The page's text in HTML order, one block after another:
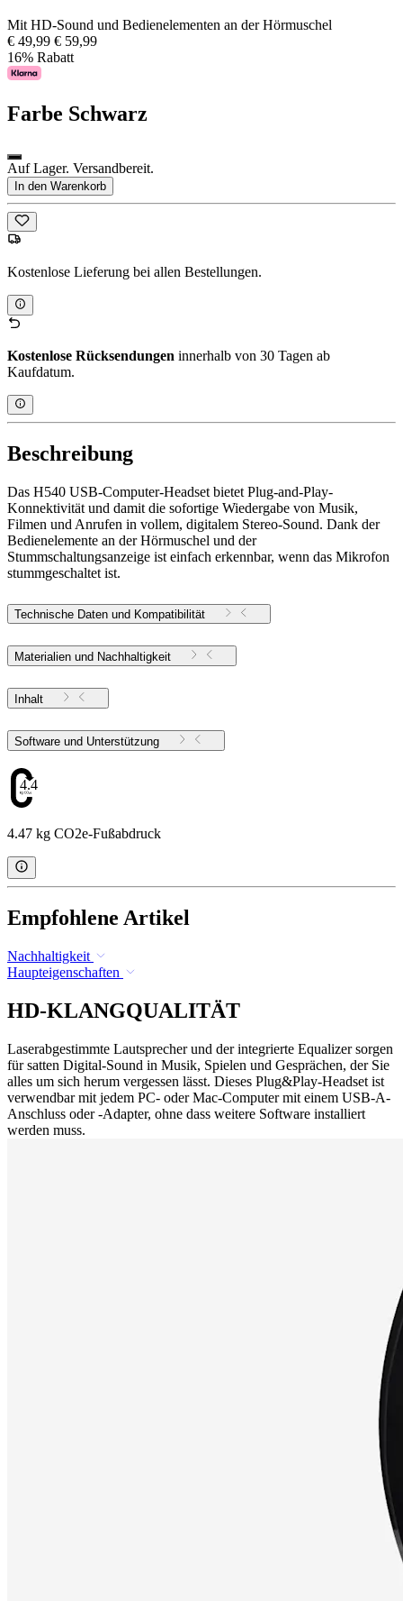
Mit HD-Sound und Bedienelementen an der Hörmuschel
€ 49,99 € 59,99
16% Rabatt
Farbe Schwarz
Auf Lager. Versandbereit.
In den Warenkorb
Kostenlose Lieferung bei allen Bestellungen.
Kostenlose Rücksendungen innerhalb von 30 Tagen ab
Kaufdatum.
Beschreibung
Das H540 USB-Computer-Headset bietet Plug-and-Play-
Konnektivität und damit die sofortige Wiedergabe von Musik,
Filmen und Anrufen in vollem, digitalem Stereo-Sound. Dank der
Bedienelemente an der Hörmuschel und der
Stummschaltungsanzeige ist einfach erkennbar, wenn das Mikrofon
stummgeschaltet ist.
Technische Daten und Kompatibilität
Materialien und Nachhaltigkeit
Inhalt
Software und Unterstützung
4.47
4.47 kg CO2e-Fußabdruck
Empfohlene Artikel
Nachhaltigkeit
Haupteigenschaften
HD-KLANGQUALITÄT
Laserabgestimmte Lautsprecher und der integrierte Equalizer sorgen
für satten Digital-Sound in Musik, Spielen und Gesprächen, der Sie
alles um sich herum vergessen lässt. Dieses Plug&Play-Headset ist
verwendbar mit jedem PC- oder Mac-Computer mit einem USB-A-
Anschluss oder -Adapter, ohne dass weitere Software installiert
werden muss.